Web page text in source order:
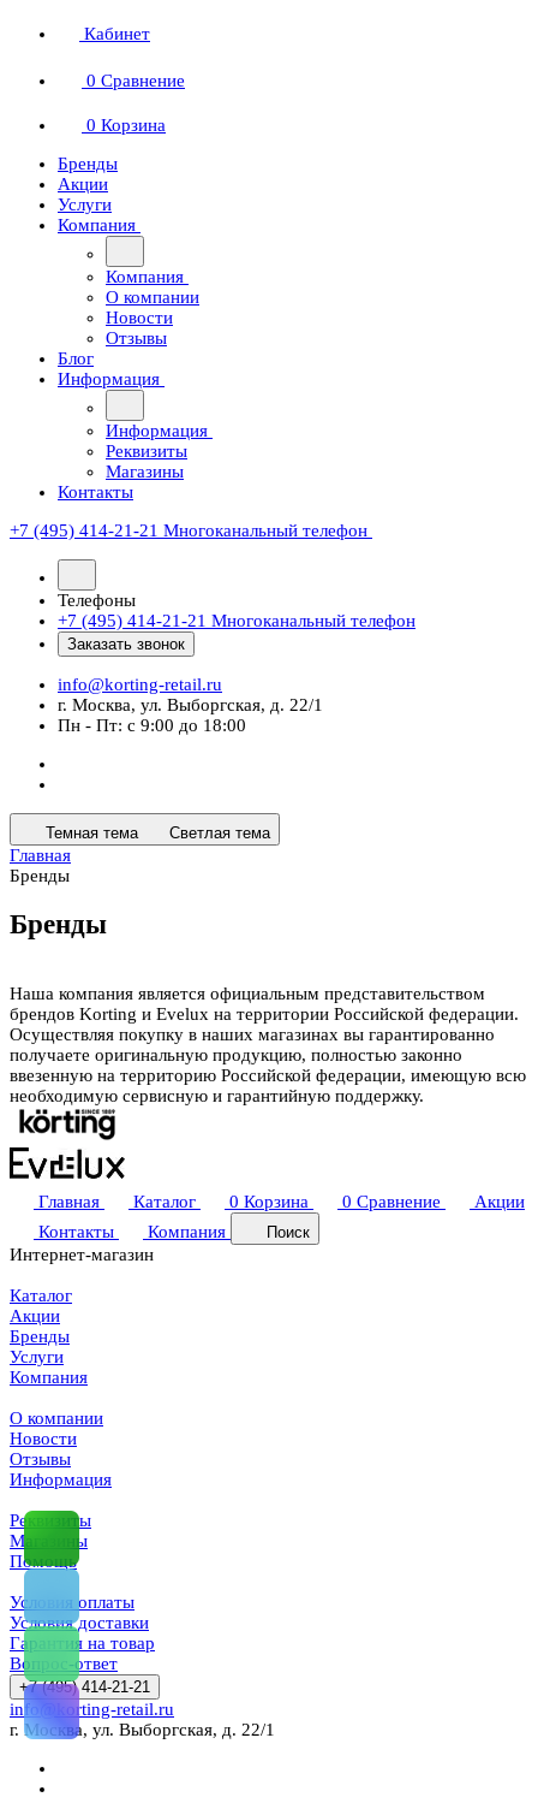
Кабинет
0 Сравнение
0 Корзина
Бренды
Акции
Услуги
Компания
Компания
О компании
Новости
Отзывы
Блог
Информация
Информация
Реквизиты
Магазины
Контакты
+7 (495) 414-21-21 Многоканальный телефон
Телефоны
+7 (495) 414-21-21 Многоканальный телефон
Заказать звонок
info@korting-retail.ru
г. Москва, ул. Выборгская, д. 22/1
Пн - Пт: с 9:00 до 18:00
Темная тема Светлая тема
Главная
Бренды
Бренды
Наша компания является официальным представительством
брендов Korting и Evelux на территории Российской федерации.
Осуществляя покупку в наших магазинах вы гарантированно
получаете оригинальную продукцию, полностью законно
ввезенную на территорию Российской федерации, имеющую всю
необходимую сервисную и гарантийную поддержку.
Главная Каталог 0 Корзина 0 Сравнение
Акции
Контакты
Компания Поиск
Интернет-магазин
Каталог
Акции
Бренды
Услуги
Компания
О компании
Новости
Отзывы
Информация
Реквизиты
Магазины
Помощь
Условия оплаты
Условия доставки
Гарантия на товар
Вопрос-ответ
+7 (495) 414-21-21
info@korting-retail.ru
г. Москва, ул. Выборгская, д. 22/1